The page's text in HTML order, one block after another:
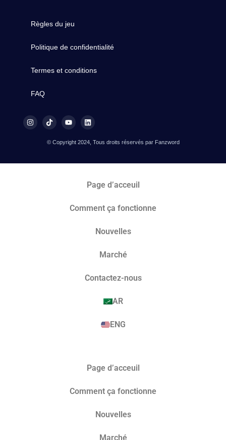
Règles du jeu
Politique de confidentialité
Termes et conditions
FAQ
© Copyright 2024, Tous droits réservés par Fanzword
Page d’acceuil
Comment ça fonctionne
Nouvelles
Marché​
Contactez-nous
AR
ENG
Page d’acceuil
Comment ça fonctionne
Nouvelles
Marché​